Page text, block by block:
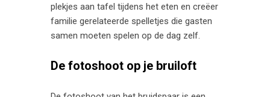
plekjes aan tafel tijdens het eten en creëer
familie gerelateerde spelletjes die gasten
samen moeten spelen op de dag zelf.
De fotoshoot op je bruiloft